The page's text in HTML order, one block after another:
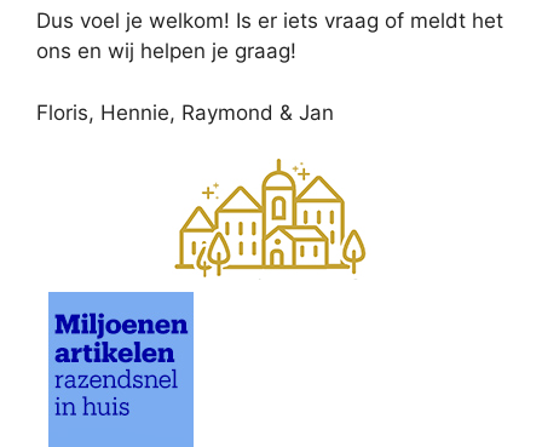
Dus voel je welkom! Is er iets vraag of meldt het
ons en wij helpen je graag!
Floris, Hennie, Raymond & Jan